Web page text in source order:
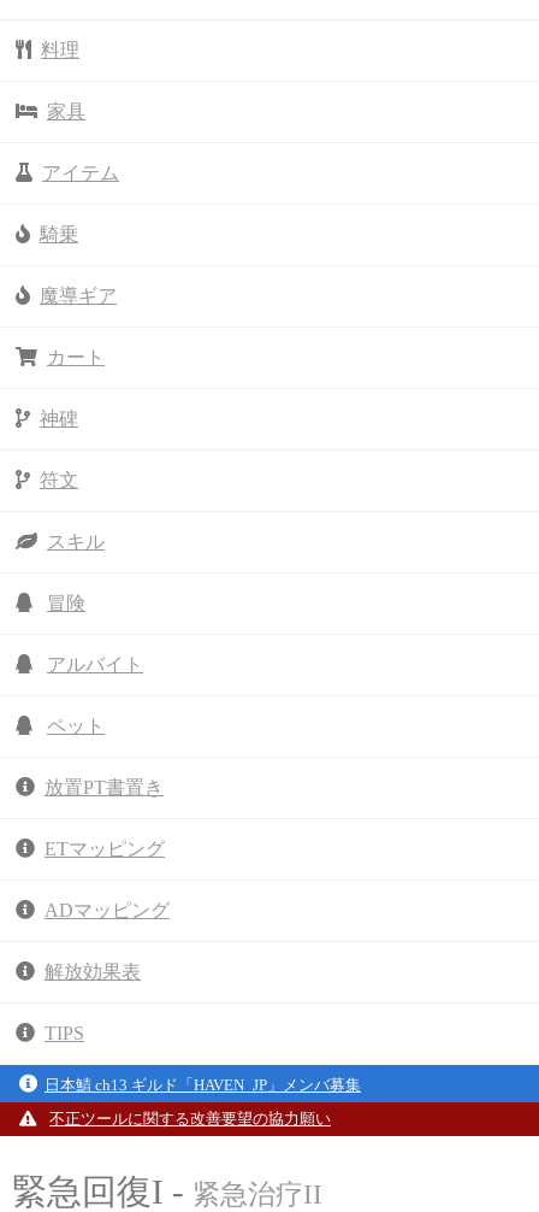
料理
家具
アイテム
騎乗
魔導ギア
カート
神碑
符文
スキル
冒険
アルバイト
ペット
放置PT書置き
ETマッピング
ADマッピング
解放効果表
TIPS
日本鯖 ch13 ギルド「HAVEN_JP」メンバ募集
不正ツールに関する改善要望の協力願い
緊急回復I - 紧急治疗II